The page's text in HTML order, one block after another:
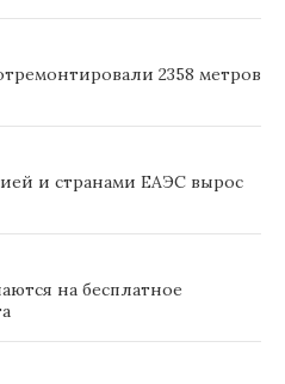
2358 метров
и странами ЕАЭС вырос
на бесплатное